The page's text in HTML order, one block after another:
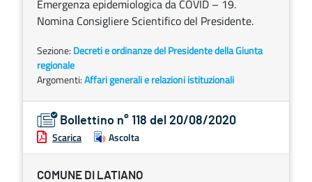
Emergenza epidemiologica da COVID – 19.
Nomina Consigliere Scientifico del Presidente.
Sezione: Decreti e ordinanze del Presidente della Giunta
regionale
Argomenti:Affari generali e relazioni istituzionali
Bollettino n° 118 del 20/08/2020
Scarica Ascolta
COMUNE DI LATIANO